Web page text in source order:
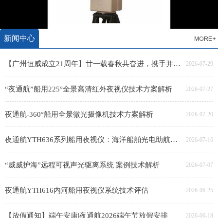
新闻中心
【广州恒威成立21周年】廿一载春秋共奋进，携手并肩创辉煌 2026-07-29
“夜通航”船用225°全景高清红外夜视仪技术方案解析 2026-07-27
夜通航-360°船用全景微光摄像机技术方案解析 2026-07-20
夜通航YTH636系列船用夜视仪：海洋船舶光电助航系统技术解析 2026-07-16
“威威护海”远程可视声光驱离系统 案例技术解析 2026-07-07
夜通航YTH616内河船用夜视仪系统技术评估 2026-06-25
【放假通知】端午安康|夜通航2026端午节放假安排 2026-06-18